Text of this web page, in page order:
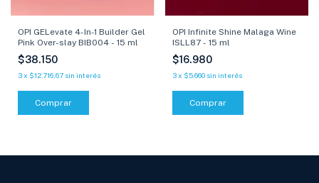
OPI GELevate 4-In-1 Builder Gel
Pink Over-slay BIB004 - 15 ml
$38.150
3x $12.716,67 sin interés
OPI Infinite Shine Malaga Wine
ISLL87 - 15 ml
$16.980
3 x $5.660 sin interés
Comprar